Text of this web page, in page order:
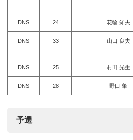
DNS 24 花輪 知夫
DNS 33 山口 良夫
DNS 25 村田 光生
DNS 28 野口 肇
予選